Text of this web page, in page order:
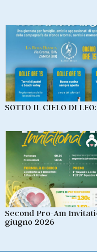
SOTTO IL CIELO DI
Second Pro-Am
giugno 2026